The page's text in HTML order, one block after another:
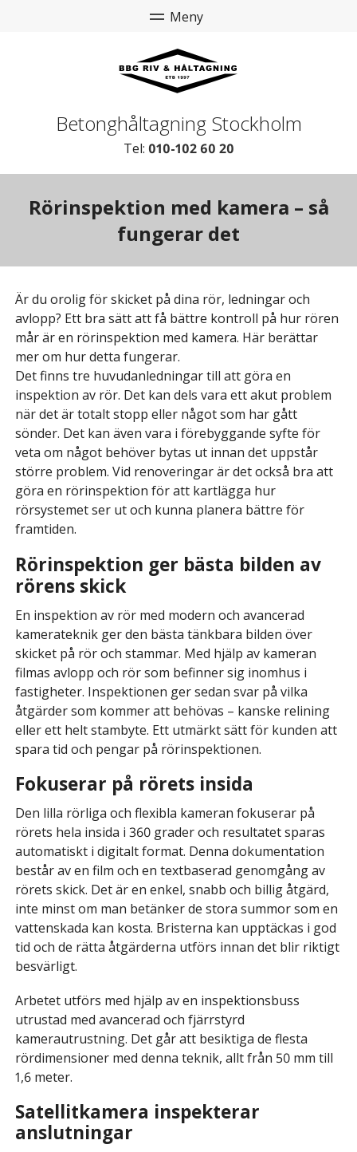
Betonghåltagning Stockholm
Tel: 010-102 60 20
Rörinspektion med kamera – så
fungerar det
Är du orolig för skicket på dina rör, ledningar och
avlopp? Ett bra sätt att få bättre kontroll på hur rören
mår är en rörinspektion med kamera. Här berättar
mer om hur detta fungerar.
Det finns tre huvudanledningar till att göra en
inspektion av rör. Det kan dels vara ett akut problem
när det är totalt stopp eller något som har gått
sönder. Det kan även vara i förebyggande syfte för
veta om något behöver bytas ut innan det uppstår
större problem. Vid renoveringar är det också bra att
göra en rörinspektion för att kartlägga hur
rörsystemet ser ut och kunna planera bättre för
framtiden.
Rörinspektion ger bästa bilden av
rörens skick
En inspektion av rör med modern och avancerad
kamerateknik ger den bästa tänkbara bilden över
skicket på rör och stammar. Med hjälp av kameran
filmas avlopp och rör som befinner sig inomhus i
fastigheter. Inspektionen ger sedan svar på vilka
åtgärder som kommer att behövas – kanske relining
eller ett helt stambyte. Ett utmärkt sätt för kunden att
spara tid och pengar på rörinspektionen.
Fokuserar på rörets insida
Den lilla rörliga och flexibla kameran fokuserar på
rörets hela insida i 360 grader och resultatet sparas
automatiskt i digitalt format. Denna dokumentation
består av en film och en textbaserad genomgång av
rörets skick. Det är en enkel, snabb och billig åtgärd,
inte minst om man betänker de stora summor som en
vattenskada kan kosta. Bristerna kan upptäckas i god
tid och de rätta åtgärderna utförs innan det blir riktigt
besvärligt.
Arbetet utförs med hjälp av en inspektionsbuss
utrustad med avancerad och fjärrstyrd
kamerautrustning. Det går att besiktiga de flesta
rördimensioner med denna teknik, allt från 50 mm till
1,6 meter.
Satellitkamera inspekterar
anslutningar